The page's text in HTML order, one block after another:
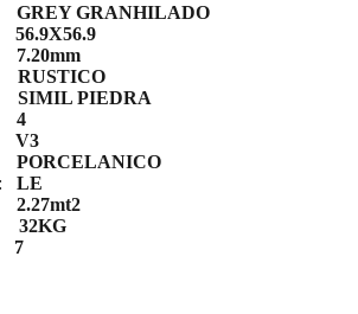
GREY GRANHILADO
56.9X56.9
7.20mm
RUSTICO
SIMIL PIEDRA
4
V3
PORCELANICO
LE
2.27mt2
32KG
7